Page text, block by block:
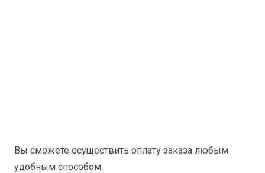
Вы сможете осуществить оплату заказа любым
удобным способом: